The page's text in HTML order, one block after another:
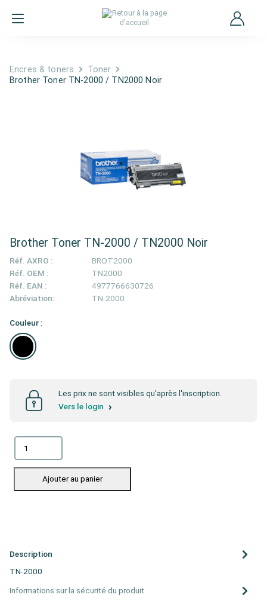
Encres & toners
Toner
Brother Toner TN-2000 / TN2000 Noir
Brother Toner TN-2000 / TN2000 Noir
Réf. AXRO :
BROT2000
Réf. OEM :
TN2000
Réf. EAN :
4977766630726
Abréviation:
TN-2000
Couleur :
Les prix ne sont visibles qu'après l'inscription.
Vers le login
Ajouter au panier
Description
TN-2000
Informations sur la sécurité du produit